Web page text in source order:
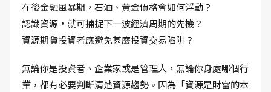
在後金融風暴期，石油、黃金價格會如何浮動？
認識資源，就可捕捉下一波經濟周期的先機？
資源期貨投資者應避免甚麼投資交易陷阱？
無論你是投資者、企業家或是管理人，無論你身處哪個行
業，都有必要判斷清楚資源趨勢。因為「資源是財富的本